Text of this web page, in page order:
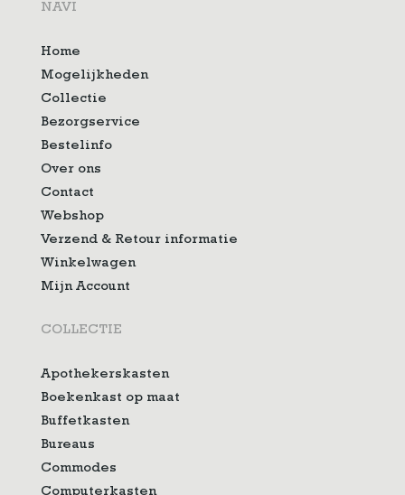
NAVI
Home
Mogelijkheden
Collectie
Bezorgservice
Bestelinfo
Over ons
Contact
Webshop
Verzend & Retour informatie
Winkelwagen
Mijn Account
COLLECTIE
Apothekerskasten
Boekenkast op maat
Buffetkasten
Bureaus
Commodes
Computerkasten